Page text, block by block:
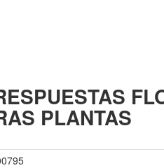
PLANTAS